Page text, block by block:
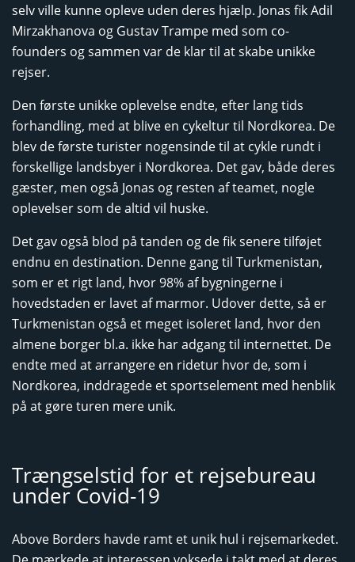
selv ville kunne opleve uden deres hjælp. Jonas fik Adil
Mirzakhanova og Gustav Trampe med som co-
founders og sammen var de klar til at skabe unikke
rejser.
Den første unikke oplevelse endte, efter lang tids
forhandling, med at blive en cykeltur til Nordkorea. De
blev de første turister nogensinde til at cykle rundt i
forskellige landsbyer i Nordkorea. Det gav, både deres
gæster, men også Jonas og resten af teamet, nogle
oplevelser som de altid vil huske.
Det gav også blod på tanden og de fik senere tilføjet
endnu en destination. Denne gang til Turkmenistan,
som er et rigt land, hvor 98% af bygningerne i
hovedstaden er lavet af marmor. Udover dette, så er
Turkmenistan også et meget isoleret land, hvor den
almene borger bl.a. ikke har adgang til internettet. De
endte med at arrangere en ridetur hvor de, som i
Nordkorea, inddragede et sportselement med henblik
på at gøre turen mere unik.
Trængselstid for et rejsebureau
under Covid-19
Above Borders havde ramt et unik hul i rejsemarkedet.